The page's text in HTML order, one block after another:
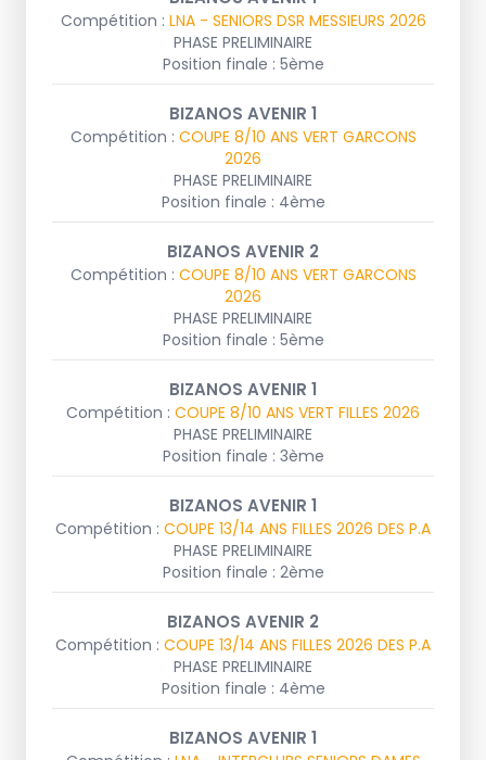
Compétition : LNA - SENIORS DSR MESSIEURS 2026
PHASE PRELIMINAIRE
Position finale : 5ème
BIZANOS AVENIR 1
Compétition : COUPE 8/10 ANS VERT GARCONS
2026
PHASE PRELIMINAIRE
Position finale : 4ème
BIZANOS AVENIR 2
Compétition : COUPE 8/10 ANS VERT GARCONS
2026
PHASE PRELIMINAIRE
Position finale : 5ème
BIZANOS AVENIR 1
Compétition : COUPE 8/10 ANS VERT FILLES 2026
PHASE PRELIMINAIRE
Position finale : 3ème
BIZANOS AVENIR 1
Compétition : COUPE 13/14 ANS FILLES 2026 DES P.A
PHASE PRELIMINAIRE
Position finale : 2ème
BIZANOS AVENIR 2
Compétition : COUPE 13/14 ANS FILLES 2026 DES P.A
PHASE PRELIMINAIRE
Position finale : 4ème
BIZANOS AVENIR 1